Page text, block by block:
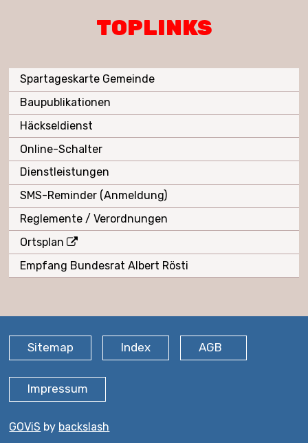
TOPLINKS
Spartageskarte Gemeinde
Baupublikationen
Häckseldienst
Online-Schalter
Dienstleistungen
SMS-Reminder (Anmeldung)
Reglemente / Verordnungen
Ortsplan
Empfang Bundesrat Albert Rösti
FOOTER
Sitemap Index AGB
Impressum
GOViS by backslash